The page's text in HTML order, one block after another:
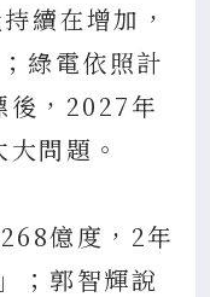
續在增加，
綠電依照計
後，2027年
問題。
億度，2年
；郭智輝說